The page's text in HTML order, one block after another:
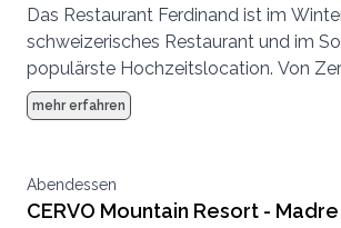
Das Restaurant Ferdinand ist im
schweizerisches Restaurant und im
populärste Hochzeitslocation. Von
Abendessen bis zur Party, hier können
komplette Hochzeit von Anfang bis
mehr erfahren
Abendessen
CERVO Mountain Resort -